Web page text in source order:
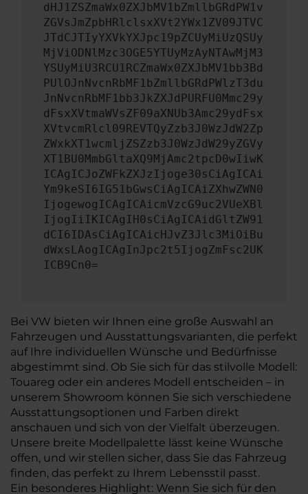
dHJ1ZSZmaWx0ZXJbMV1bZmllbGRdPW1v
ZGVsJmZpbHRlclsxXVt2YWx1ZV09JTVC
JTdCJTIyYXVkYXJpc19pZCUyMiUzQSUy
MjViODNlMzc3OGE5YTUyMzAyNTAwMjM3
YSUyMiU3RCU1RCZmaWx0ZXJbMV1bb3Bd
PUlOJnNvcnRbMF1bZmllbGRdPWlzT3du
JnNvcnRbMF1bb3JkZXJdPURFU0Mmc29y
dFsxXVtmaWVsZF09aXNUb3Amc29ydFsx
XVtvcmRlcl09REVTQyZzb3J0WzJdW2Zp
ZWxkXT1wcmljZSZzb3J0WzJdW29yZGVy
XT1BU0MmbGltaXQ9MjAmc2tpcD0wIiwK
ICAgICJoZWFkZXJzIjoge30sCiAgICAi
Ym9keSI6IG51bGwsCiAgICAiZXhwZWN0
IjogewogICAgICAicmVzcG9uc2VUeXBl
IjogIiIKICAgIH0sCiAgICAidGltZW91
dCI6IDAsCiAgICAicHJvZ3Jlc3MiOiBu
dWxsLAogICAgInJpc2t5IjogZmFsc2UK
ICB9Cn0=
Bei VW bieten wir Ihnen eine große Auswahl an
Fahrzeugen und Ausstattungsvarianten, die perfekt
auf Ihre individuellen Wünsche und Bedürfnisse
abgestimmt sind. Ob Sie sich für das stilvolle Modell:
Touareg oder ein anderes Modell entscheiden – in
unserem Showroom können Sie sich verschiedene
Ausstattungsoptionen und Farben direkt
anschauen und sich von der Vielfalt überzeugen.
Unsere breite Modellpalette lässt keine Wünsche
offen, und wir stellen sicher, dass Sie das Fahrzeug
finden, das perfekt zu Ihrem Lebensstil passt.
Ein besonderes Highlight: Wenn Sie sich für den